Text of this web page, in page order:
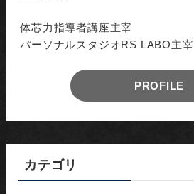
体芯力指導者講座主宰
パーソナルスタジオRS LABO主宰
PROFILE
カテゴリ